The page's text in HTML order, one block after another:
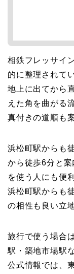
相鉄フレッサイ
的に整理されて
地上に出てから
えた角を曲がる
真付きの道順も
浜松町駅からも
から徒歩6分と
を使う人にも便
浜松町駅からも
の相性も良い立
旅行で使う場合
駅・築地市場駅
公式情報では、